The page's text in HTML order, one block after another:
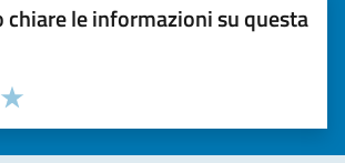
chiare le informazioni su questa
informazioni (da 1 a 5 stelle)
di stelle per valutare la chiarezza delle
5 stelle su 5
4 stelle su 5
stelle su 5
su 5
5